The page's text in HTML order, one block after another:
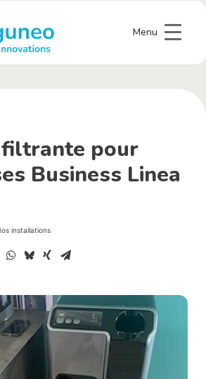
Menu
filtrante pour
Business Linea
installations